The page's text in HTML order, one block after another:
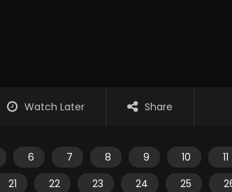
Watch Later Share
6 7 8 9 10 11
21 22 23 24 25